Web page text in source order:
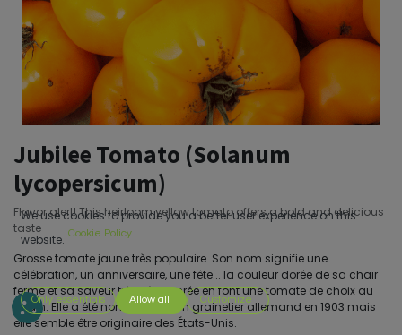
Jubilee Tomato (Solanum
lycopersicum)
Flavor alert! This heirloom yellow tomato offers a bold and delicious
taste
Grosse tomate jaune très populaire. Son nom signifie une
célébration, un anniversaire, une fête... la couleur dorée de sa chair
ferme et sa saveur très très sucrée en font une tomate de choix au
jardin. Elle a été nommée par un grainetier allemand en 1903 mais
elle semble être originaire des États-Unis.
We use cookies to provide you a better user experience on this
website. Cookie Policy
Only essentials Allow all Customize